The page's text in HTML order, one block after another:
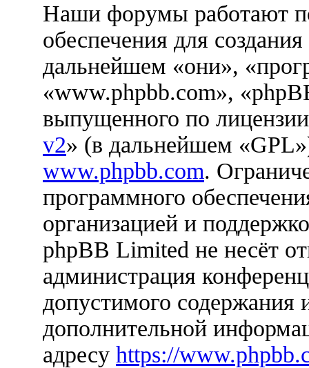
Наши форумы работают
обеспечения для
дальнейшем «они»,
«www.phpbb.com»,
выпущенного по
v2» (в дальнейшем
www.phpbb.com.
программного
организацией и
phpBB Limited не несёт
администрация
допустимого содержания
дополнительной
адресу https://